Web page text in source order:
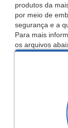
produtos da
por meio de
segurança e a
Para mais
os arquivos